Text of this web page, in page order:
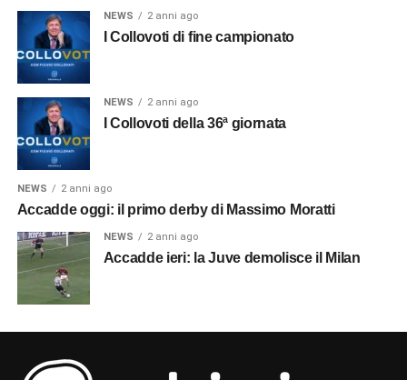
NEWS 2 anni ago
I Collovoti di fine campionato
NEWS 2 anni ago
I Collovoti della 36ª giornata
NEWS 2 anni ago
Accadde oggi: il primo derby di Massimo Moratti
NEWS 2 anni ago
Accadde ieri: la Juve demolisce il Milan